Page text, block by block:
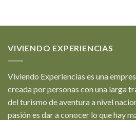
VIVIENDO EXPERIENCIAS
Viviendo Experiencias es una
creada por personas con una larga
del turismo de aventura a nivel
pasión es dar a conocer lo que hay